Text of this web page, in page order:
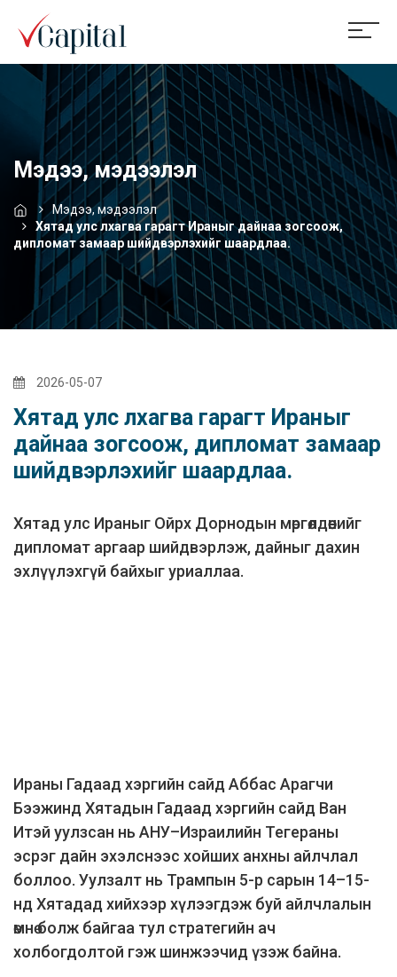
Мэдээ, мэдээлэл
Мэдээ, мэдээлэл
Хятад улс лхагва гарагт Ираныг дайнаа зогсоож,
дипломат замаар шийдвэрлэхийг шаардлаа.
2026-05-07
Хятад улс лхагва гарагт Ираныг
дайнаа зогсоож, дипломат замаар
шийдвэрлэхийг шаардлаа.
Хятад улс Ираныг Ойрх Дорнодын мөргөлдөөнийг
дипломат аргаар шийдвэрлэж, дайныг дахин
эхлүүлэхгүй байхыг уриаллаа.
Ираны Гадаад хэргийн сайд Аббас Арагчи
Бээжинд Хятадын Гадаад хэргийн сайд Ван
Итэй уулзсан нь АНУ–Израилийн Тегераны
эсрэг дайн эхэлснээс хойших анхны айлчлал
боллоо. Уулзалт нь Трампын 5-р сарын 14–15-
нд Хятадад хийхээр хүлээгдэж буй айлчлалын
өмнө болж байгаа тул стратегийн ач
холбогдолтой гэж шинжээчид үзэж байна.